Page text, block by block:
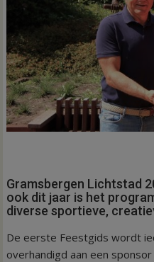
Gramsbergen Lichtstad
ook dit jaar is het
diverse sportieve,
De eerste Feestgids wordt
overhandigd aan een